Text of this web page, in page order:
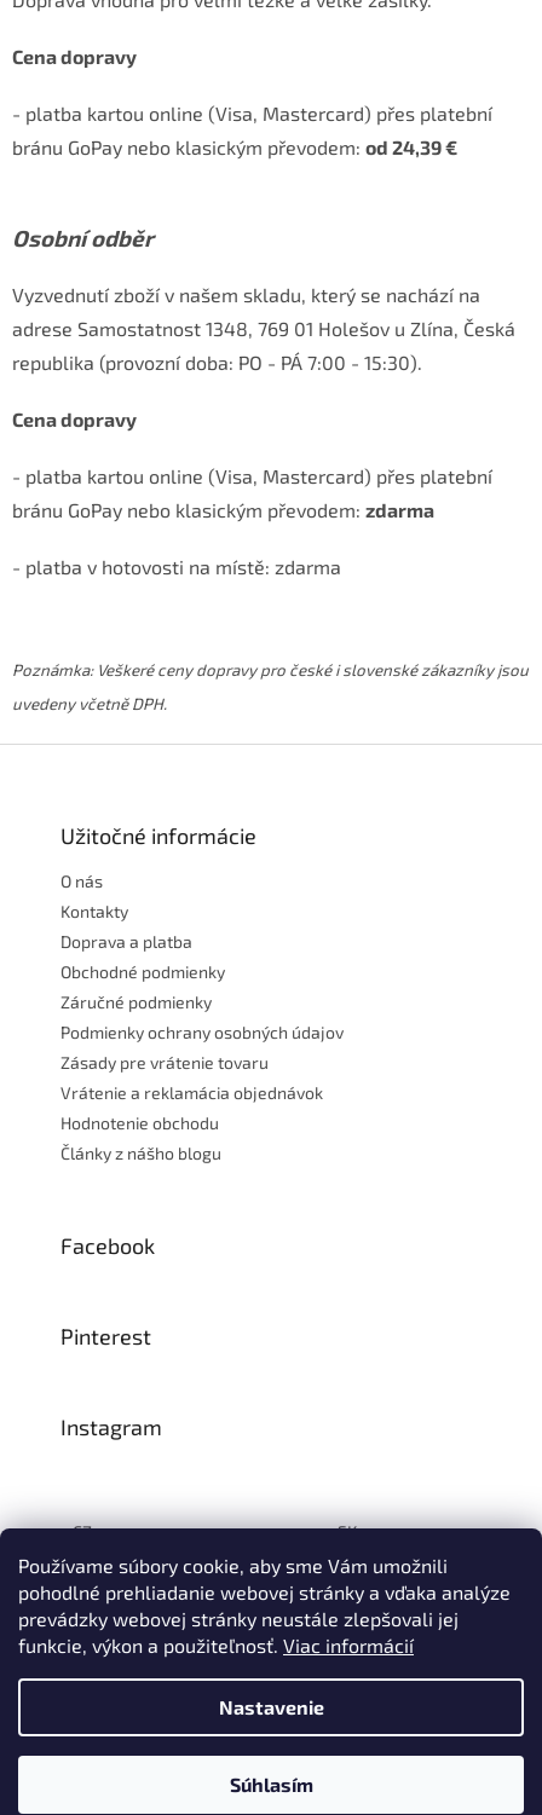
Používame súbory cookie, aby sme Vám umožnili
pohodlné prehliadanie webovej stránky a vďaka analýze
prevádzky webovej stránky neustále zlepšovali jej
funkcie, výkon a použiteľnosť. Viac informácií
Nastavenie
Súhlasím
Na prelome júla a augusta môže dôjsť k určitému oneskoreniu
dodávok tovaru do nášho skladu, a tým aj k predĺženiu termínu
doručenia Vašej objednávky, a to z dôvodu celozávodných
dovoleniek našich slovinských dodávateľov. Ďakujeme za
Cena dopravy
- platba kartou online (Visa, Mastercard) přes platební
bránu GoPay nebo klasickým převodem: od 24,39 €
Osobní odběr
Vyzvednutí zboží v našem skladu, který se nachází na
adrese Samostatnost 1348, 769 01 Holešov u Zlína, Česká
republika (provozní doba: PO - PÁ 7:00 - 15:30).
Cena dopravy
- platba kartou online (Visa, Mastercard) přes platební
bránu GoPay nebo klasickým převodem: zdarma
- platba v hotovosti na místě: zdarma
Poznámka: Veškeré ceny dopravy pro české i slovenské zákazníky jsou
uvedeny včetně DPH.
Užitočné informácie
O nás
Kontakty
Doprava a platba
Obchodné podmienky
Záručné podmienky
Podmienky ochrany osobných údajov
Zásady pre vrátenie tovaru
Vrátenie a reklamácia objednávok
Hodnotenie obchodu
Články z nášho blogu
Facebook
Pinterest
Instagram
CZ: SK:
Vytvoril Shoptet